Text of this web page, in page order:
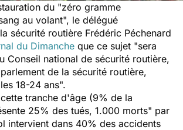
du "zéro gramme
au volant", le délégué
sécurité routière Frédéric Péchenard
du Dimanche que ce sujet "sera
Conseil national de sécurité routière,
de la sécurité routière,
18-24 ans".
tranche d'âge (9% de la
25% des tués, 1.000 morts" par
intervient dans 40% des accidents